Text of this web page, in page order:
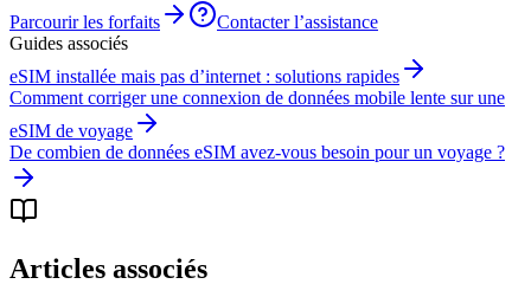
Parcourir les forfaits
Contacter l’assistance
Guides associés
eSIM installée mais pas d’internet : solutions rapides
Comment corriger une connexion de données mobile lente sur une
eSIM de voyage
De combien de données eSIM avez-vous besoin pour un voyage ?
Articles associés